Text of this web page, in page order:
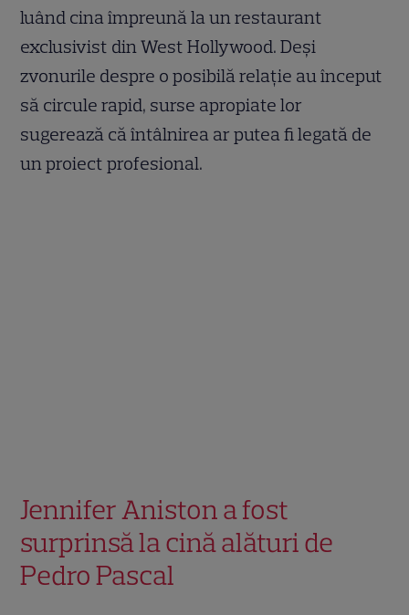
luând cina împreună la un restaurant
exclusivist din West Hollywood. Deși
zvonurile despre o posibilă relație au început
să circule rapid, surse apropiate lor
sugerează că întâlnirea ar putea fi legată de
un proiect profesional.
Jennifer Aniston a fost
surprinsă la cină alături de
Pedro Pascal